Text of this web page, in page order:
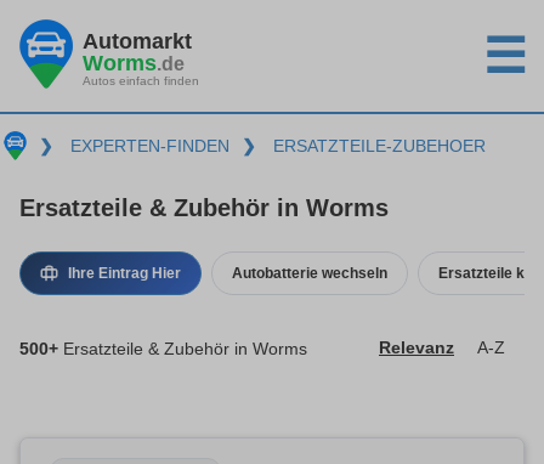
Automarkt
Worms.de
Autos einfach finden ☰
❯ EXPERTEN-FINDEN ❯ ERSATZTEILE-ZUBEHOER
Ersatzteile & Zubehör in Worms
Ihre Eintrag Hier Autobatterie wechseln Ersatzteile
500+ Ersatzteile & Zubehör in Worms Relevanz A-Z